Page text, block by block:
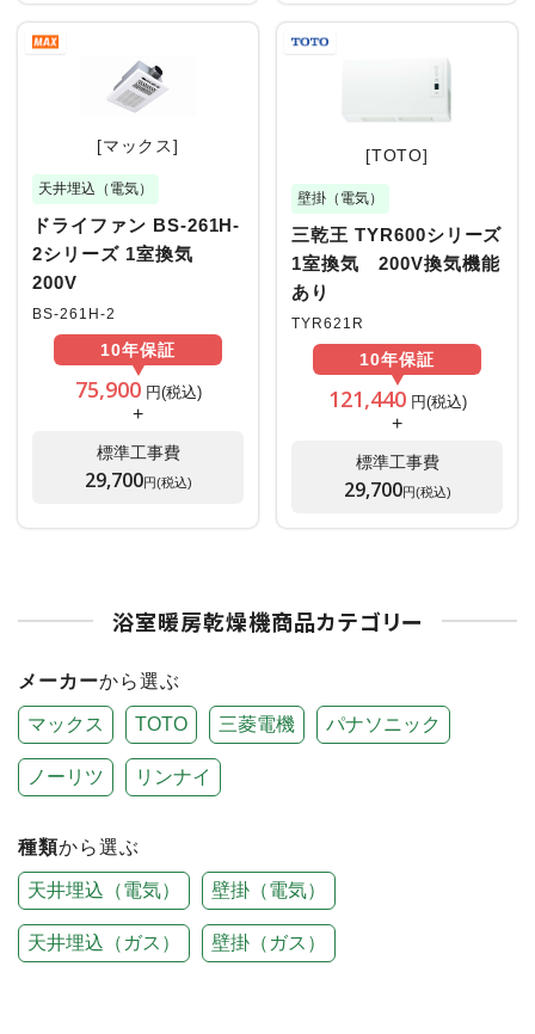
[マックス]
天井埋込（電気）
ドライファン BS-261H-
2シリーズ 1室換気
200V
BS-261H-2
10年保証
75,900円(税込)
+
標準工事費
29,700円(税込)
[TOTO]
壁掛（電気）
三乾王 TYR600シリーズ
1室換気 200V換気機能
あり
TYR621R
10年保証
121,440円(税込)
+
標準工事費
29,700円(税込)
浴室暖房乾燥機商品カテゴリー
メーカーから選ぶ
マックス TOTO 三菱電機 パナソニック
ノーリツ リンナイ
種類から選ぶ
天井埋込（電気） 壁掛（電気）
天井埋込（ガス） 壁掛（ガス）